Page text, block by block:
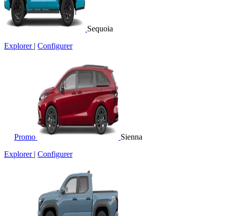
Sequoia
Explorer | Configurer
Promo
Sienna
Explorer | Configurer